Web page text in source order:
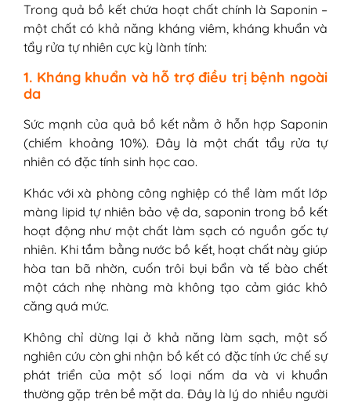
màu da không?
2. Tại sao khi tắm bồ kết lại cảm thấy
da bị rít hoặc ngứa?
3. Nước bồ kết có để qua đêm được
tắm bồ kết được không?
5. Có thể dùng bồ kết thay thế hoàn
toàn sữa tắm hàng ngày không?
Trong quả bồ kết chứa hoạt chất chính là Saponin –
một chất có khả năng kháng viêm, kháng khuẩn và
tẩy rửa tự nhiên cực kỳ lành tính:
1. Kháng khuẩn và hỗ trợ điều trị bệnh ngoài
da
Sức mạnh của quả bồ kết nằm ở hỗn hợp Saponin
(chiếm khoảng 10%). Đây là một chất tẩy rửa tự
nhiên có đặc tính sinh học cao.
Khác với xà phòng công nghiệp có thể làm mất lớp
màng lipid tự nhiên bảo vệ da, saponin trong bồ kết
hoạt động như một chất làm sạch có nguồn gốc tự
nhiên. Khi tắm bằng nước bồ kết, hoạt chất này giúp
hòa tan bã nhờn, cuốn trôi bụi bẩn và tế bào chết
một cách nhẹ nhàng mà không tạo cảm giác khô
căng quá mức.
Không chỉ dừng lại ở khả năng làm sạch, một số
nghiên cứu còn ghi nhận bồ kết có đặc tính ức chế sự
phát triển của một số loại nấm da và vi khuẩn
thường gặp trên bề mặt da. Đây là lý do nhiều người